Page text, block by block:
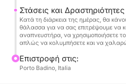
Αυτή η εκδρομή έχει
μια ολοκληρωμένη
για κολύμπι και εξερεύνηση
ακτής με τα πόδια. Στο
καλυφθεί: μπορείτε να πιείτε
Στάσεις και Δραστηριότητες
Κατά τη διάρκεια της ημέρας, θα
θάλασσα για να σας επιτρέψουμε να
αναπνευστήρα, να χρησιμοποιήσετε
απλώς να κολυμπήσετε και να
Επιστροφή στις:
Porto Badino, Italia